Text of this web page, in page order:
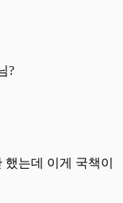
?
는데 이게 국책이